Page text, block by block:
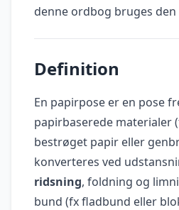
denne ordbog bruges
Definition
En papirpose er en pose
papirbaserede materialer
bestrøget papir eller
konverteres ved
ridsning, foldning og
bund (fx fladbund eller